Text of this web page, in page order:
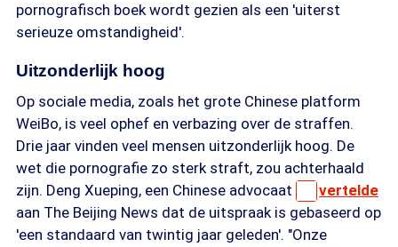
pornografisch boek wordt gezien als een 'uiterst
serieuze omstandigheid'.
Uitzonderlijk hoog
Op sociale media, zoals het grote Chinese platform
WeiBo, is veel ophef en verbazing over de straffen.
Drie jaar vinden veel mensen uitzonderlijk hoog. De
wet die pornografie zo sterk straft, zou achterhaald
zijn. Deng Xueping, een Chinese advocaat
vertelde
aan The Beijing News dat de uitspraak is gebaseerd op
'een standaard van twintig jaar geleden'. "Onze